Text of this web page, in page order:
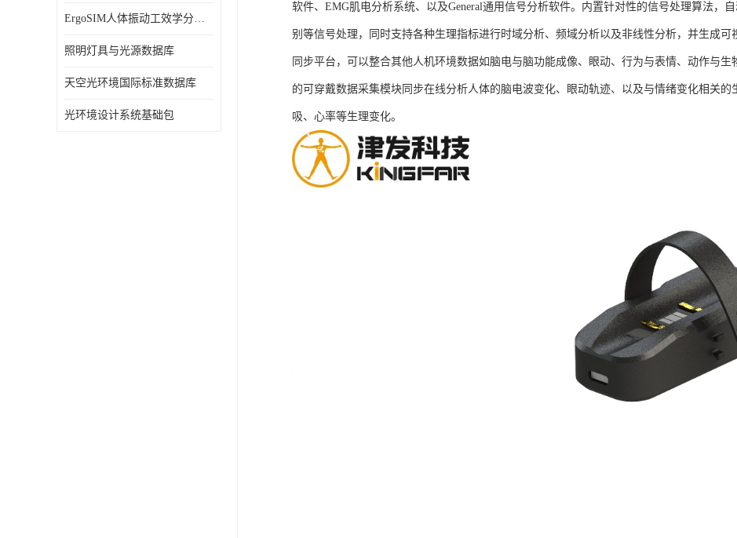
ErgoSIM人体振动工效学分析系统
照明灯具与光源数据库
天空光环境国际标准数据库
光环境设计系统基础包
软件、EMG肌电分析系统、以及General通用信号分析软件。内置针对性的信号处理算法，
别等信号处理，同时支持各种生理指标进行时域分析、频域分析以及非线性分析，并生成
同步平台，可以整合其他人机环境数据如脑电与脑功能成像、眼动、行为与表情、动作与
的可穿戴数据采集模块同步在线分析人体的脑电波变化、眼动轨迹、以及与情绪变化相关
吸、心率等生理变化。